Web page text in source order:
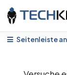
Seitenleiste